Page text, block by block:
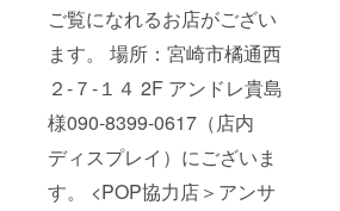
ご覧になれるお店がござい
ます。 場所：宮崎市橘通西
２-７-１４ 2F アンドレ貴島
様090-8399-0617（店内
ディスプレイ）にございま
す。 <POP協力店＞アンサ